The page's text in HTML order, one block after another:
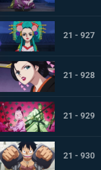
21 - 927
21 - 928
21 - 929
21 - 930